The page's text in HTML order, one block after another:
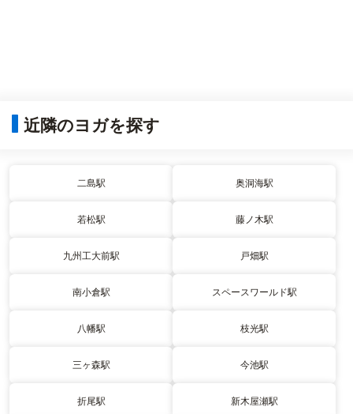
近隣のヨガを探す
二島駅 奥洞海駅
若松駅 藤ノ木駅
九州工大前駅 戸畑駅
南小倉駅 スペースワールド駅
八幡駅 枝光駅
三ヶ森駅 今池駅
折尾駅 新木屋瀬駅